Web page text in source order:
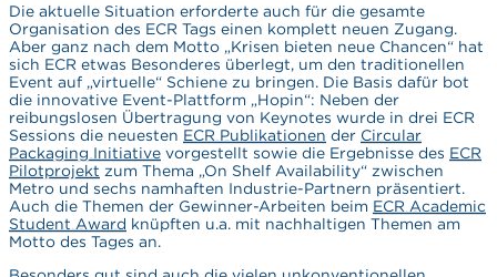
Die aktuelle Situation erforderte auch für die gesamte
Organisation des ECR Tags einen komplett neuen Zugang.
Aber ganz nach dem Motto „Krisen bieten neue Chancen“ hat
sich ECR etwas Besonderes überlegt, um den traditionellen
Event auf „virtuelle“ Schiene zu bringen. Die Basis dafür bot
die innovative Event-Plattform „Hopin“: Neben der
reibungslosen Übertragung von Keynotes wurde in drei ECR
Sessions die neuesten ECR Publikationen der Circular
Packaging Initiativevorgestellt sowie die Ergebnisse des ECR
Pilotprojekt zum Thema „On Shelf Availability“ zwischen
Metro und sechs namhaften Industrie-Partnern präsentiert.
Auch die Themen der Gewinner-Arbeiten beim ECR Academic
Student Award knüpften u.a. mit nachhaltigen Themen am
Motto des Tages an.